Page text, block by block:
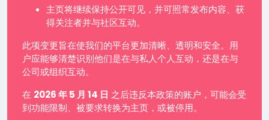
主页将继续保持公开可见，并可照常发布内容、获
得关注者并与社区互动。
此项变更旨在使我们的平台更加清晰、透明和安全。用
户应能够清楚识别他们是在与私人个人互动，还是在与
公司或组织互动。
在 2026 年 5 月 14 日 之后违反本政策的账户，可能会受
到功能限制、被要求转换为主页，或被停用。